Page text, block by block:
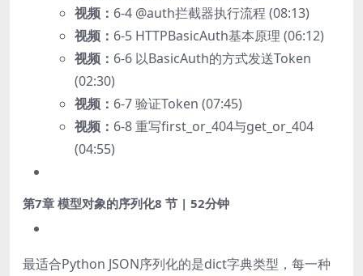
视频： 6-4 @auth拦截器执行流程 (08:13)
视频： 6-5 HTTPBasicAuth基本原理 (06:12)
视频： 6-6 以BasicAuth的方式发送Token
(02:30)
视频： 6-7 验证Token (07:45)
视频： 6-8 重写first_or_404与get_or_404
(04:55)
第7章 模型对象的序列化8 节 | 52分钟
最适合Python JSON序列化的是dict字典类型，每一种